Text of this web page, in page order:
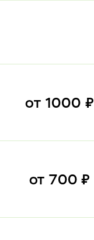
от 1000 ₽
от 700 ₽